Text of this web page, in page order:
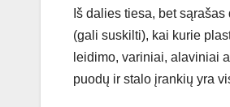
Iš dalies tiesa, bet
(gali suskilti), kai kurie
leidimo, variniai, alaviniai
puodų ir stalo įrankių yra